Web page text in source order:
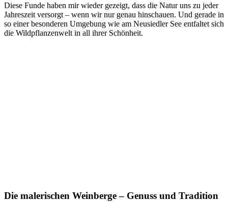
Die­se Fun­de haben mir wie­der gezeigt, dass die Natur uns zu jeder
Jah­res­zeit ver­sorgt – wenn wir nur genau hin­schau­en. Und gera­de in
so einer beson­de­ren Umge­bung wie am Neu­sied­ler See ent­fal­tet sich
die Wild­pflan­zen­welt in all ihrer Schönheit.
Die malerischen Weinberge – Genuss und Tradition